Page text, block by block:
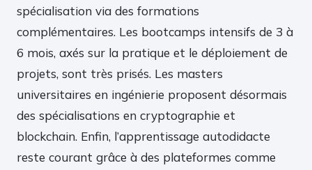
spécialisation via des formations
complémentaires. Les bootcamps intensifs de 3 à
6 mois, axés sur la pratique et le déploiement de
projets, sont très prisés. Les masters
universitaires en ingénierie proposent désormais
des spécialisations en cryptographie et
blockchain. Enfin, l’apprentissage autodidacte
reste courant grâce à des plateformes comme